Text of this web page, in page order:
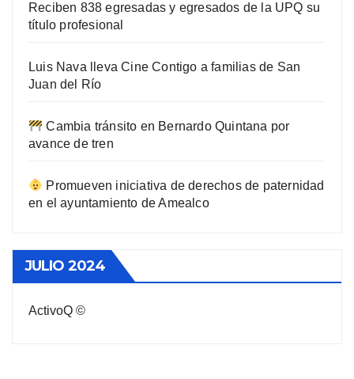
Reciben 838 egresadas y egresados de la UPQ su
título profesional
Luis Nava lleva Cine Contigo a familias de San
Juan del Río
Cambia tránsito en Bernardo Quintana por
avance de tren
Promueven iniciativa de derechos de paternidad
en el ayuntamiento de Amealco
JULIO 2024
ActivoQ ©